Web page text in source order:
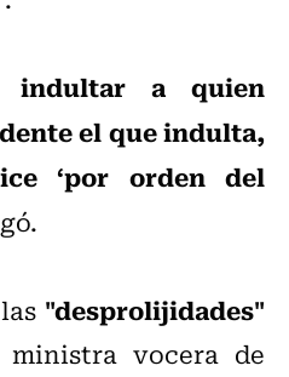
indultar a quien
el que indulta,
‘por orden del
"desprolijidades"
vocera de